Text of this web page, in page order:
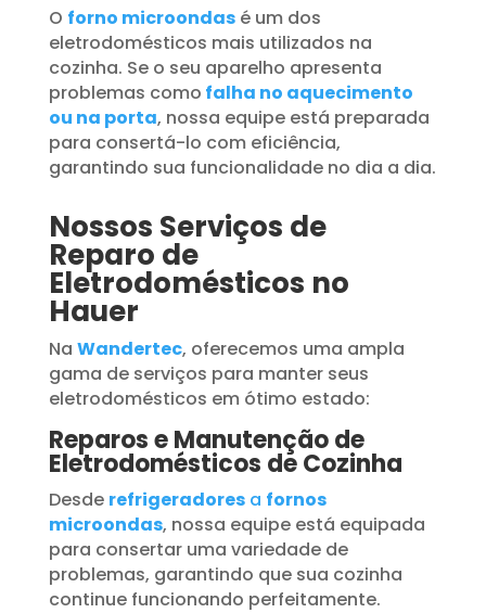
O forno microondasé um dos
eletrodomésticos mais utilizados na
cozinha. Se o seu aparelho apresenta
problemas como falha no aquecimento
ou na porta, nossa equipe está preparada
para consertá-lo com eficiência,
garantindo sua funcionalidade no dia a dia.
Nossos Serviços de
Reparo de
Eletrodomésticos no
Hauer
Na Wandertec, oferecemos uma ampla
gama de serviços para manter seus
eletrodomésticos em ótimo estado:
Reparos e Manutenção de
Eletrodomésticos de Cozinha
Desde refrigeradoresa fornos
microondas, nossa equipe está equipada
para consertar uma variedade de
problemas, garantindo que sua cozinha
continue funcionando perfeitamente.